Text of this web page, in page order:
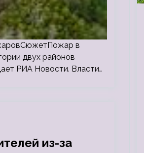
в
двух районов
РИА Новости. Власти…
из-за